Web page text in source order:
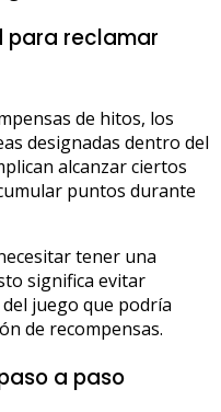
para reclamar
de hitos, los
designadas dentro del
alcanzar ciertos
puntos durante
tener una
significa evitar
juego que podría
de recompensas.
a paso